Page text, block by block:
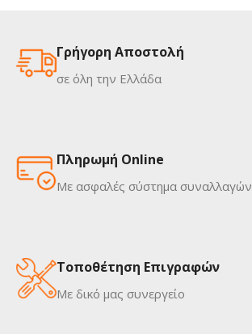
Γρήγορη Αποστολή
σε όλη την Ελλάδα
Πληρωμή Online
Με ασφαλές σύστημα συναλλαγών
Τοποθέτηση Επιγραφών
Με δικό μας συνεργείο